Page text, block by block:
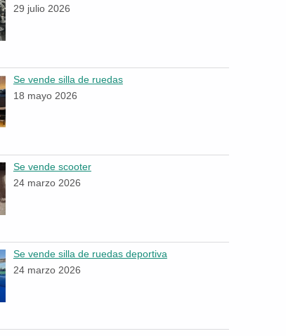
29 julio 2026
Se vende silla de ruedas
18 mayo 2026
Se vende scooter
24 marzo 2026
Se vende silla de ruedas deportiva
24 marzo 2026